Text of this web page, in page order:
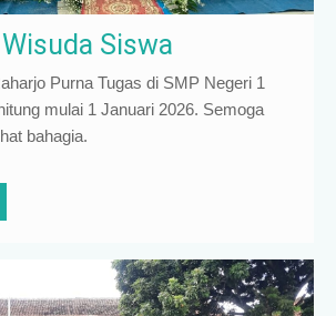
Wisuda Siswa
Purna Tugas di SMP Negeri 1
mulai 1 Januari 2026. Semoga
bahagia.